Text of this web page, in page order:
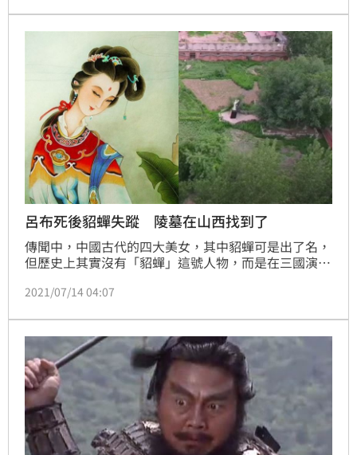
分罕見。
呂布死後貂蟬失蹤 陵墓在山西找到了
傳聞中，中國古代的四大美女，其中貂蟬可是出了名，
但歷史上其實沒有「貂蟬」這號人物，而是在三國演義
芝村，打著貂蟬墓的招牌，還打算售票開放觀光。
2021/07/14 04:07